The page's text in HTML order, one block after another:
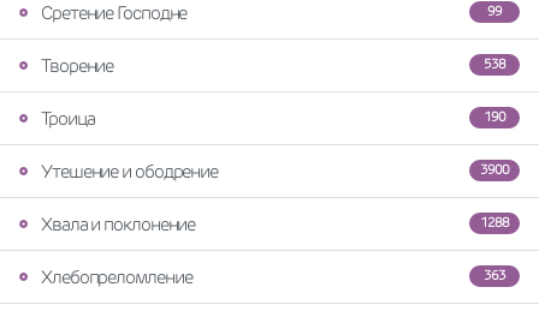
99
Сретение Господне
538
Творение
190
Троица
3900
Утешение и ободрение
1288
Хвала и поклонение
363
Хлебопреломление